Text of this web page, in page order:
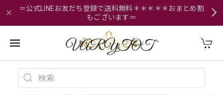
＝公式LINEお友だち登録で送料無料＊＊＊＊＊おまとめ割
もございます＝